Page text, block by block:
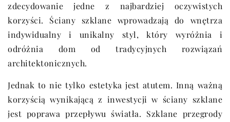
zdecydowanie jedne z najbardziej oczywistych
korzyści. Ściany szklane wprowadzają do wnętrza
indywidualny i unikalny styl, który wyróżnia i
odróżnia dom od tradycyjnych rozwiązań
architektonicznych.
Jednak to nie tylko estetyka jest atutem. Inną ważną
korzyścią wynikającą z inwestycji w ściany szklane
jest poprawa przepływu światła. Szklane przegrody